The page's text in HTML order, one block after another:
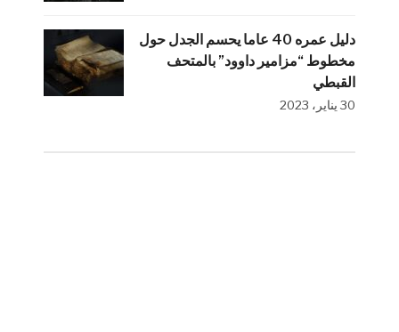
دليل عمره 40 عاما يحسم الجدل حول
مخطوط “مزامير داوود” بالمتحف
القبطي
30 يناير، 2023